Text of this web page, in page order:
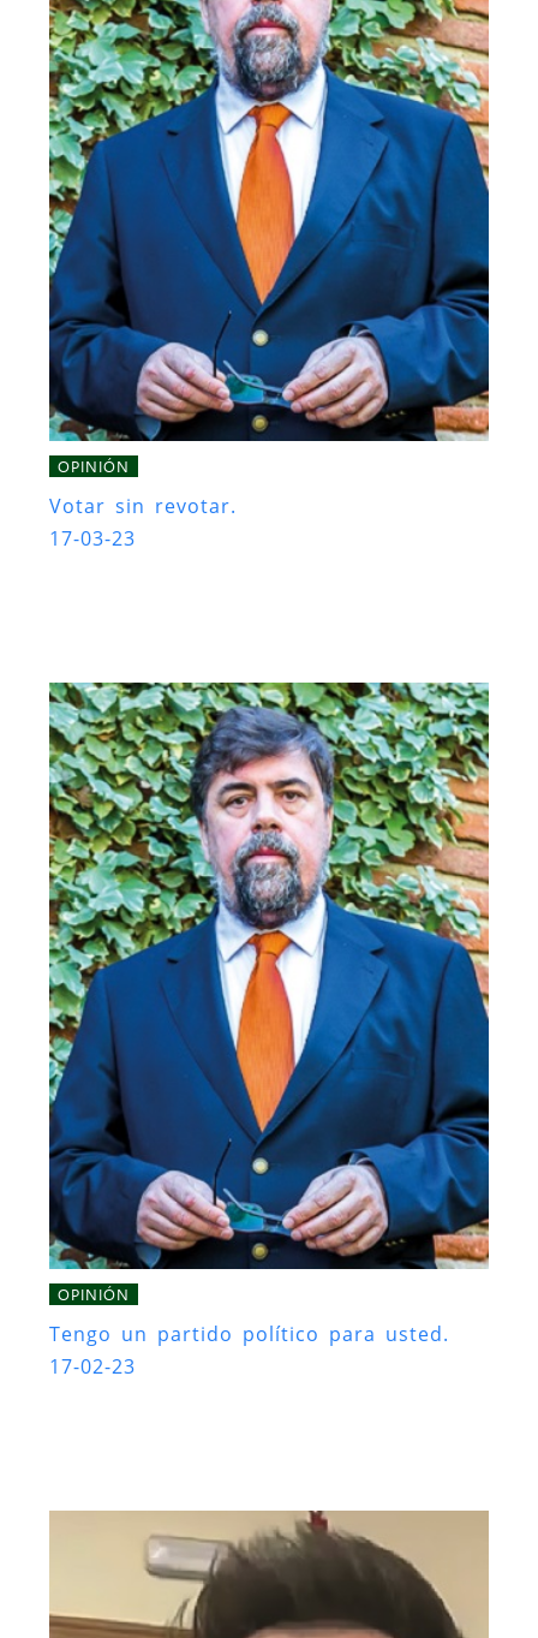
OPINIÓN
Votar sin revotar.
17-03-23
OPINIÓN
Tengo un partido político para usted.
17-02-23